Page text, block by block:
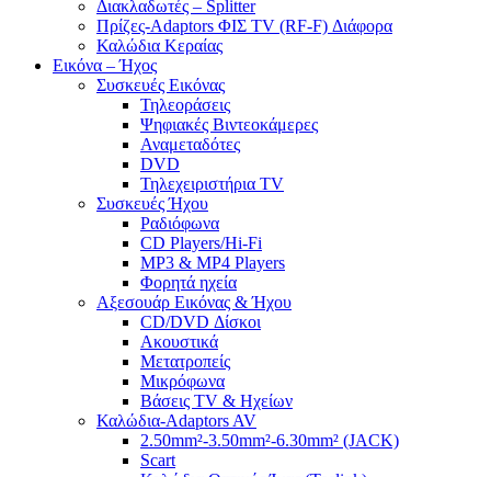
Διακλαδωτές – Splitter
Πρίζες-Adaptors ΦΙΣ TV (RF-F) Διάφορα
Καλώδια Κεραίας
Εικόνα – Ήχος
Συσκευές Εικόνας
Τηλεοράσεις
Ψηφιακές Βιντεοκάμερες
Αναμεταδότες
DVD
Τηλεχειριστήρια TV
Συσκευές Ήχου
Ραδιόφωνα
CD Players/Hi-Fi
MP3 & MP4 Players
Φορητά ηχεία
Αξεσουάρ Εικόνας & Ήχου
CD/DVD Δίσκοι
Ακουστικά
Μετατροπείς
Μικρόφωνα
Βάσεις TV & Ηχείων
Καλώδια-Adaptors AV
2.50mm²-3.50mm²-6.30mm² (JACK)
Scart